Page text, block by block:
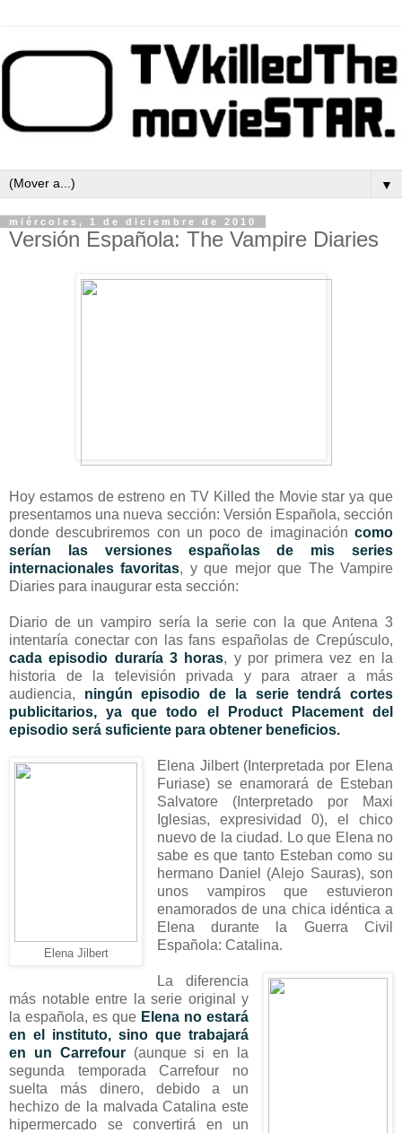
▼
miércoles, 1 de diciembre de 2010
Versión Española: The Vampire Diaries
Hoy estamos de estreno en TV Killed the Movie star ya que
presentamos una nueva sección: Versión Española, sección
donde descubriremos con un poco de imaginación como
serían las versiones españolas de mis series
internacionales favoritas, y que mejor que The Vampire
Diaries para inaugurar esta sección:
Diario de un vampiro sería la serie con la que Antena 3
intentaría conectar con las fans españolas de Crepúsculo,
cada episodio duraría 3 horas, y por primera vez en la
historia de la televisión privada y para atraer a más
audiencia, ningún episodio de la serie tendrá cortes
publicitarios, ya que todo el Product Placement del
episodio será suficiente para obtener beneficios.
Elena Jilbert
Elena Jilbert (Interpretada por Elena
Furiase) se enamorará de Esteban
Salvatore (Interpretado por Maxi
Iglesias, expresividad 0), el chico
nuevo de la ciudad. Lo que Elena no
sabe es que tanto Esteban como su
hermano Daniel (Alejo Sauras), son
unos vampiros que estuvieron
enamorados de una chica idéntica a
Elena durante la Guerra Civil
Española: Catalina.
La diferencia
más notable entre la serie original y
la española, es que Elena no estará
en el instituto, sino que trabajará
en un Carrefour(aunque si en la
segunda temporada Carrefour no
suelta más dinero, debido a un
hechizo de la malvada Catalina este
hipermercado se convertirá en un